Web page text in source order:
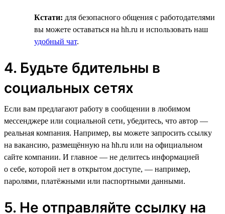
Кстати: для безопасного общения с работодателями
вы можете оставаться на hh.ru и использовать наш
удобный чат.
4. Будьте бдительны в
социальных сетях
Если вам предлагают работу в сообщении в любимом
мессенджере или социальной сети, убедитесь, что автор —
реальная компания. Например, вы можете запросить ссылку
на вакансию, размещённую на hh.ru или на официальном
сайте компании. И главное — не делитесь информацией
о себе, которой нет в открытом доступе, — например,
паролями, платёжными или паспортными данными.
5. Не отправляйте ссылку на